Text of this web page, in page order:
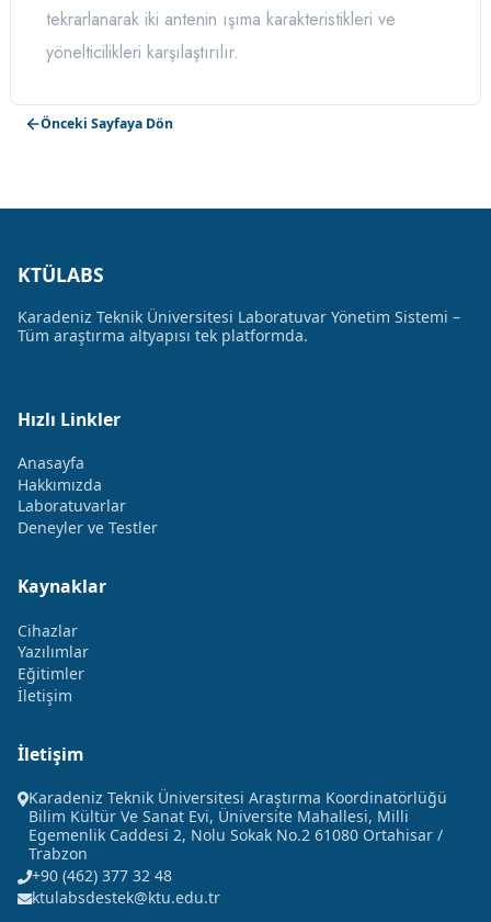
tekrarlanarak iki antenin ışıma karakteristikleri ve
yönelticilikleri karşılaştırılır.
Önceki Sayfaya Dön
KTÜLABS
Karadeniz Teknik Üniversitesi Laboratuvar Yönetim Sistemi –
Tüm araştırma altyapısı tek platformda.
Hızlı Linkler
Anasayfa
Hakkımızda
Laboratuvarlar
Deneyler ve Testler
Kaynaklar
Cihazlar
Yazılımlar
Eğitimler
İletişim
İletişim
Karadeniz Teknik Üniversitesi Araştırma Koordinatörlüğü
Bilim Kültür Ve Sanat Evi, Üniversite Mahallesi, Milli
Egemenlik Caddesi 2, Nolu Sokak No.2 61080 Ortahisar /
Trabzon
+90 (462) 377 32 48
ktulabsdestek@ktu.edu.tr